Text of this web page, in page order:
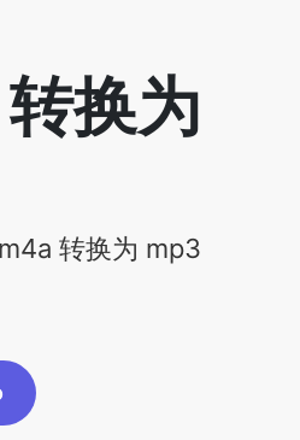
转换为 mp3